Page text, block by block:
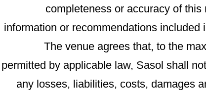
completeness or accuracy of this
information or recommendations included
The venue agrees that, to the
permitted by applicable law, Sasol shall
any losses, liabilities, costs, damages